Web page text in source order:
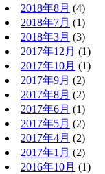
2018年8月 (4)
2018年7月 (1)
2018年3月 (3)
2017年12月 (1)
2017年10月 (1)
2017年9月 (2)
2017年8月 (2)
2017年6月 (1)
2017年5月 (2)
2017年4月 (2)
2017年1月 (2)
2016年10月 (1)